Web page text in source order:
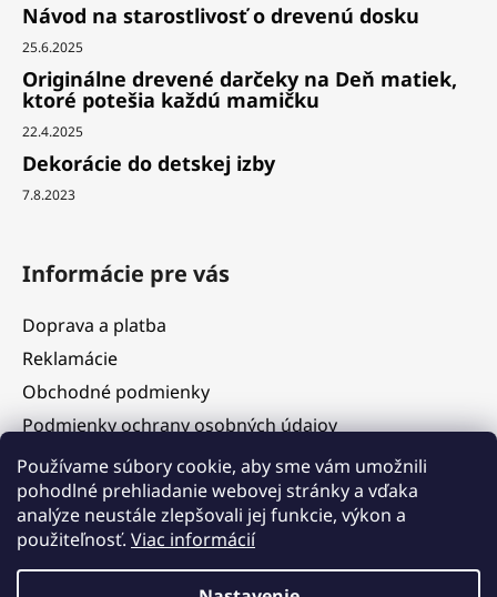
Používame súbory cookie, aby sme vám umožnili
pohodlné prehliadanie webovej stránky a vďaka
analýze neustále zlepšovali jej funkcie, výkon a
použiteľnosť. Viac informácií
Návod na starostlivosť o drevenú dosku
25.6.2025
Originálne drevené darčeky na Deň matiek,
ktoré potešia každú mamičku
22.4.2025
Dekorácie do detskej izby
7.8.2023
Informácie pre vás
Doprava a platba
Reklamácie
Obchodné podmienky
Podmienky ochrany osobných údajov
Služby
Hodnotenie obchodu
Blog